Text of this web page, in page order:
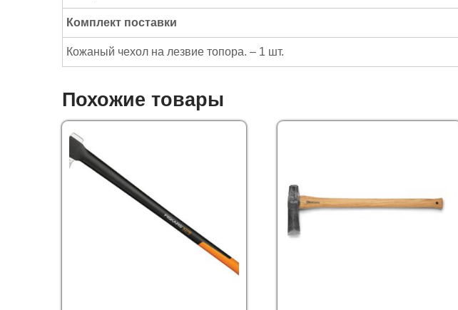
Комплект поставки
Кожаный чехол на лезвие топора. – 1 шт.
Похожие товары